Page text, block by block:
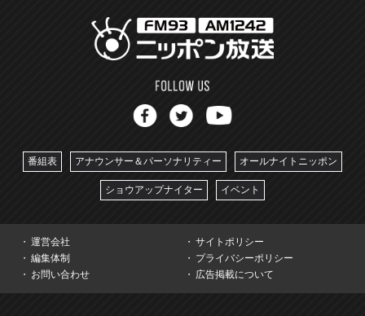
番組表 アナウンサー＆パーソナリティー オールナイトニッポン
ショウアップナイター イベント
運営会社
サイトポリシー
編集体制
プライバシーポリシー
お問い合わせ
広告掲載について